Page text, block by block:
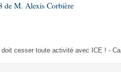
de M. Alexis Corbière
doit cesser toute activité avec ICE ! -